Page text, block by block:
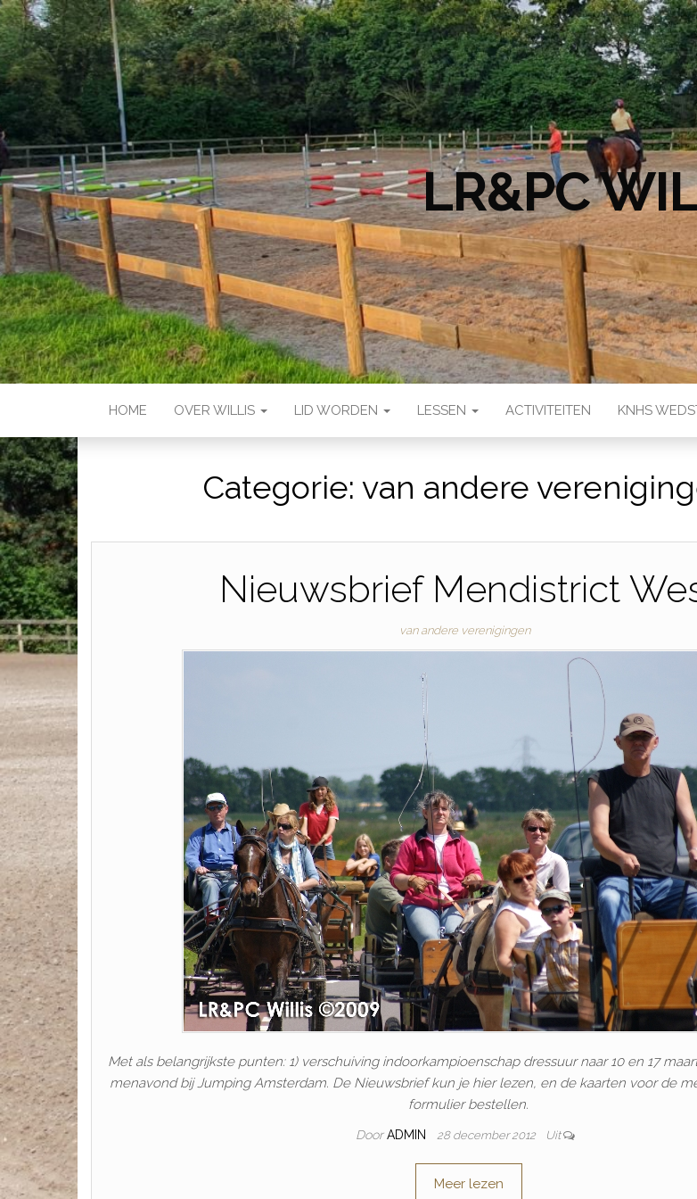
LR&PC
HOME OVER WILLIS LID WORDEN LESSEN ACTIVITEITEN KNHS
Categorie:van andere
Nieuwsbrief Mendistrict
van andere verenigingen
Met als belangrijkste punten: 1) verschuiving indoorkampioenschap dressuur naar 10 en 17
menavond bij Jumping Amsterdam. De Nieuwsbrief kun je hier lezen, en de kaarten voor de
formulier bestellen.
Door ADMIN 28 december 2012 Uit
Meer lezen